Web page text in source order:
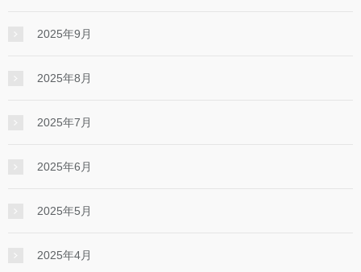
2025年9月
2025年8月
2025年7月
2025年6月
2025年5月
2025年4月